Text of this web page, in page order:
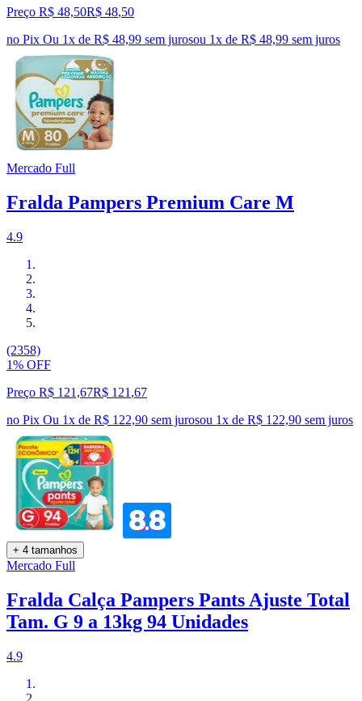
Preço R$ 48,50R$ 48,50
no Pix Ou 1x de R$ 48,99 sem jurosou 1x de R$ 48,99 sem juros
Mercado Full
Fralda Pampers Premium Care M
4.9
(2358)
1% OFF
Preço R$ 121,67R$ 121 ,67
no Pix Ou 1x de R$ 122,90 sem jurosou 1x de R$ 122,90 sem juros
+ 4 tamanhos
Mercado Full
Fralda Calça Pampers Pants Ajuste Total
Tam. G 9 a 13kg 94 Unidades
4.9